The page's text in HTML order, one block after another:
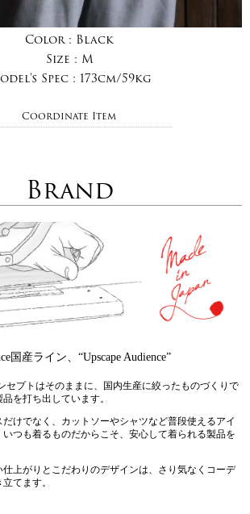
Color : Black
Size : M
Spec : 173cm/59kg
Coordinate Item
Brand
国産ライン、“Upscape Audience”
セプトはそのままに、国内生産に絞ったものづくりで
を打ち出しています。
けでなく、カットソーやシャツなど普段使えるアイ
つも着るものだからこそ、安心して着られる製品を
仕上がりとこだわりのデザインは、さり気なくコーデ
てます。